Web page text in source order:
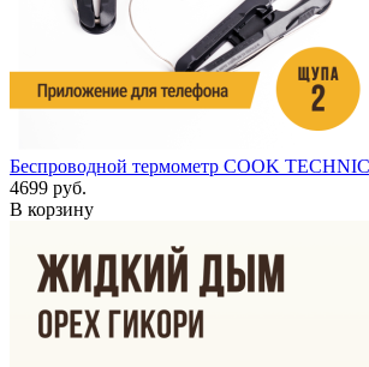
Беспроводной термометр COOK
4699 руб.
В корзину